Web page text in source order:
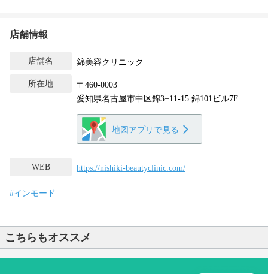
店舗情報
店舗名 錦美容クリニック
所在地
〒460-0003
愛知県名古屋市中区錦3−11-15 錦101ビル7F
地図アプリで見る
WEB https://nishiki-beautyclinic.com/
#インモード
こちらもオススメ